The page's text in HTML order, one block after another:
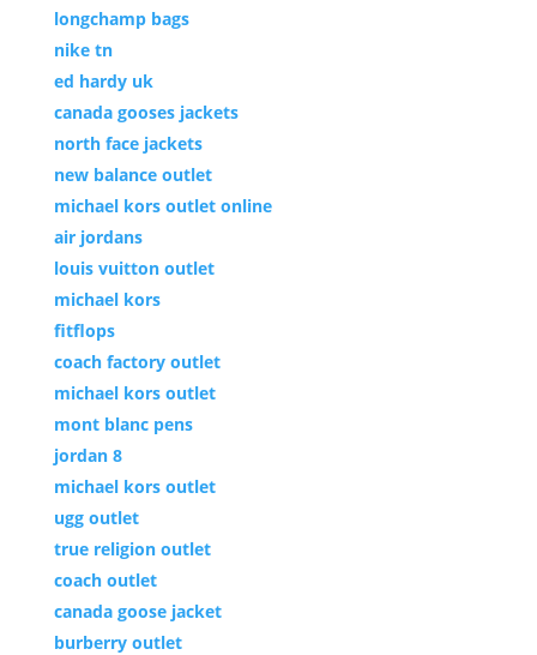
longchamp bags
nike tn
ed hardy uk
canada gooses jackets
north face jackets
new balance outlet
michael kors outlet online
air jordans
louis vuitton outlet
michael kors
fitflops
coach factory outlet
michael kors outlet
mont blanc pens
jordan 8
michael kors outlet
ugg outlet
true religion outlet
coach outlet
canada goose jacket
burberry outlet